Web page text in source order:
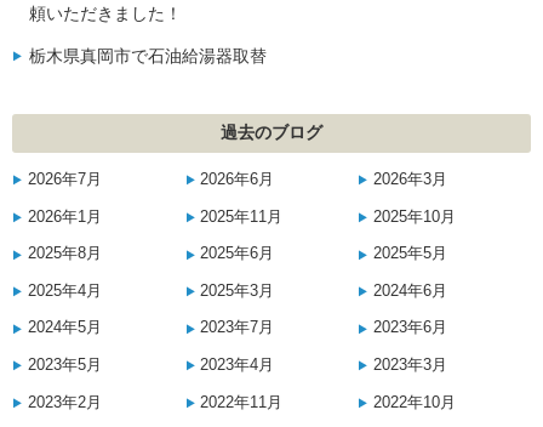
頼いただきました！
栃木県真岡市で石油給湯器取替
過去のブログ
2026年7月 2026年6月 2026年3月
2026年1月 2025年11月 2025年10月
2025年8月 2025年6月 2025年5月
2025年4月 2025年3月 2024年6月
2024年5月 2023年7月 2023年6月
2023年5月 2023年4月 2023年3月
2023年2月 2022年11月 2022年10月